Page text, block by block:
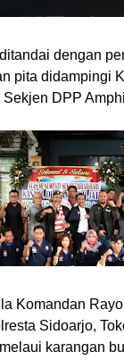
dengan
pita didampingi
DPP
Komandan
Sidoarjo,
karangan